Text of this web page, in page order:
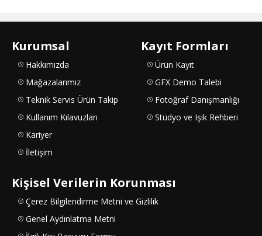
Kurumsal
Hakkımızda
Mağazalarımız
Teknik Servis Ürün Takip
Kullanım Kılavuzları
Kariyer
İletişim
Kayıt Formları
Ürün Kayıt
GFX Demo Talebi
Fotoğraf Danışmanlığı
Stüdyo ve Işık Rehberi
Kişisel Verilerin Korunması
Çerez Bilgilendirme Metni ve Gizlilik
Genel Aydınlatma Metni